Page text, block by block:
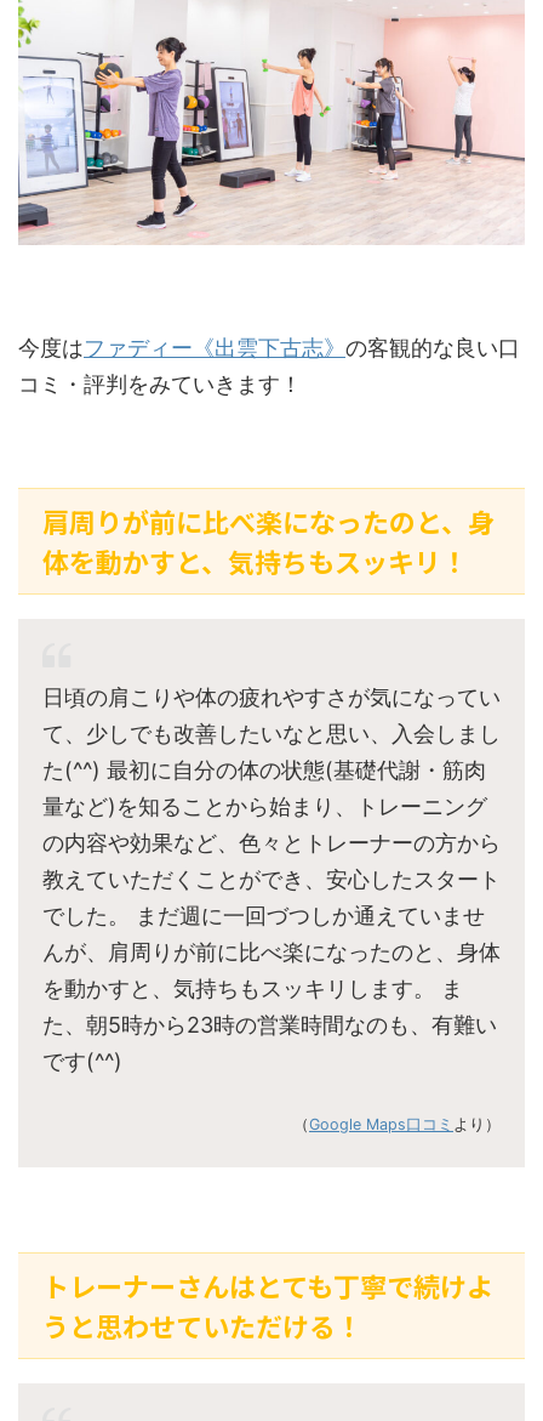
今度はファディー《出雲下古志》 の客観的な良い口
コミ・評判をみていきます！
肩周りが前に比べ楽になったのと、身
体を動かすと、気持ちもスッキリ！
日頃の肩こりや体の疲れやすさが気になってい
て、少しでも改善したいなと思い、入会しまし
た(^^) 最初に自分の体の状態(基礎代謝・筋肉
量など)を知ることから始まり、トレーニング
の内容や効果など、色々とトレーナーの方から
教えていただくことができ、安心したスタート
でした。 まだ週に一回づつしか通えていませ
んが、肩周りが前に比べ楽になったのと、身体
を動かすと、気持ちもスッキリします。 ま
た、朝5時から23時の営業時間なのも、有難い
です(^^)
（Google Maps口コミ より）
トレーナーさんはとても丁寧で続けよ
うと思わせていただける！